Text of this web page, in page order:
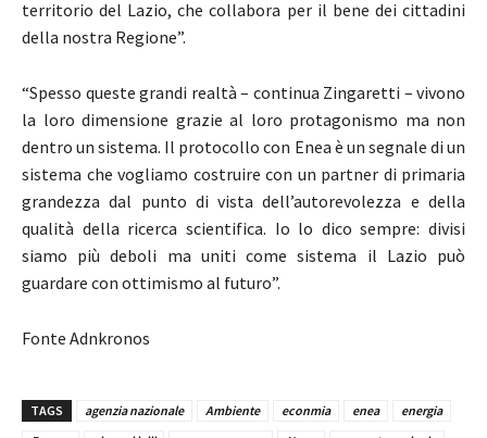
territorio del Lazio, che collabora per il bene dei cittadini
della nostra Regione”.
“Spesso queste grandi realtà – continua Zingaretti – vivono
la loro dimensione grazie al loro protagonismo ma non
dentro un sistema. Il protocollo con Enea è un segnale di un
sistema che vogliamo costruire con un partner di primaria
grandezza dal punto di vista dell’autorevolezza e della
qualità della ricerca scientifica. Io lo dico sempre: divisi
siamo più deboli ma uniti come sistema il Lazio può
guardare con ottimismo al futuro”.
Fonte Adnkronos
TAGS agenzia nazionale Ambiente econmia enea
energia